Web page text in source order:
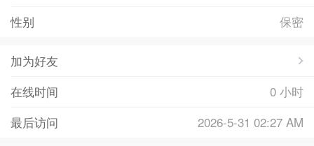
性别
保密
加为好友
在线时间
0 小时
最后访问
2026-5-31 02:27 AM